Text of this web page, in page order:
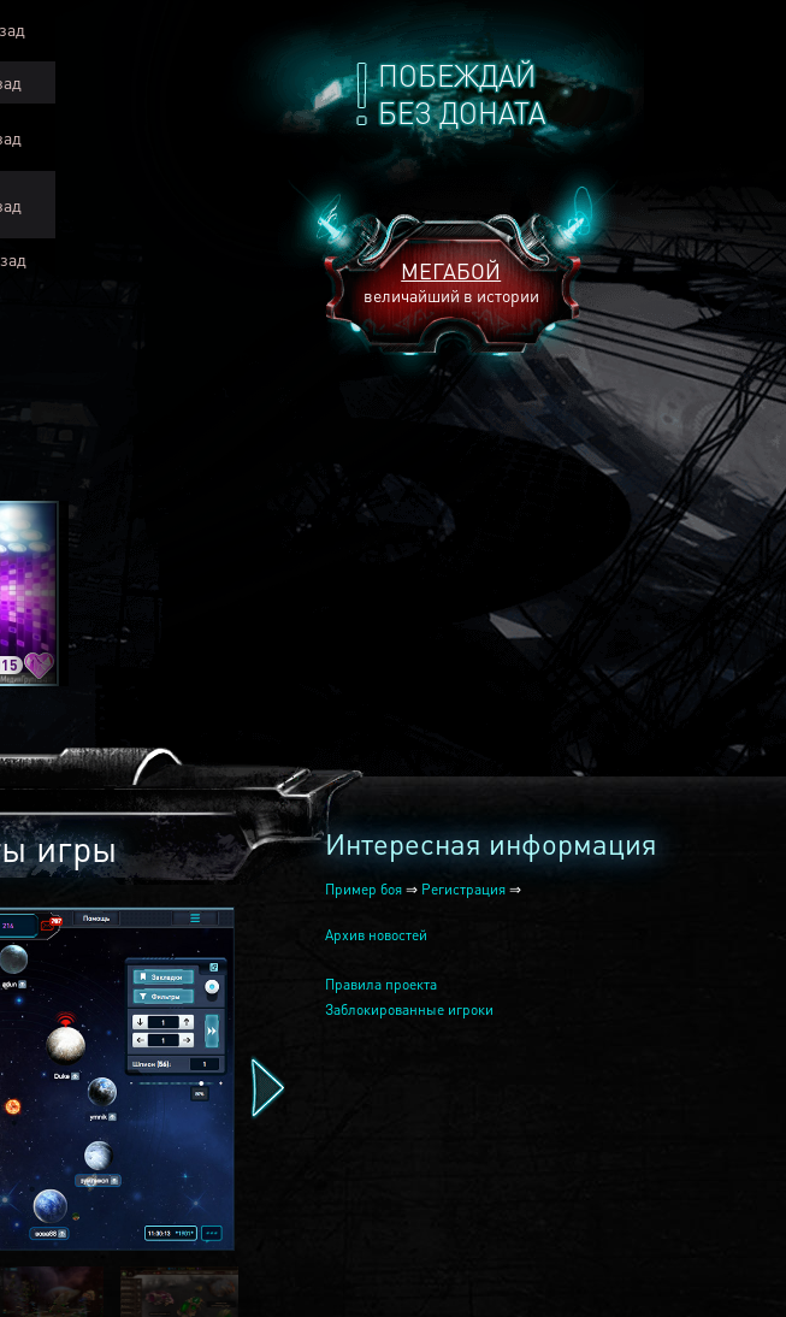
ПОБЕЖДАЙ
БЕЗ ДОНАТА
МЕГАБОЙ
величайший в истории
2240
игры Интересная информация
Пример боя ⇒ Регистрация ⇒
Архив новостей
Правила проекта
Заблокированные игроки